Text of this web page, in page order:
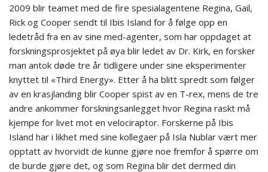
2009 blir teamet med de fire spesialagentene Regina, Gail,
Rick og Cooper sendt til Ibis Island for å følge opp en
ledetråd fra en av sine med-agenter, som har oppdaget at
forskningsprosjektet på øya blir ledet av Dr. Kirk, en forsker
man antok døde tre år tidligere under sine eksperimenter
knyttet til «Third Energy». Etter å ha blitt spredt som følger
av en krasjlanding blir Cooper spist av en T-rex, mens de tre
andre ankommer forskningsanlegget hvor Regina raskt må
kjempe for livet mot en velociraptor. Forskerne på Ibis
Island har i likhet med sine kollegaer på Isla Nublar vært mer
opptatt av hvorvidt de kunne gjøre noe fremfor å spørre om
de burde gjøre det, og som Regina blir det dermed din